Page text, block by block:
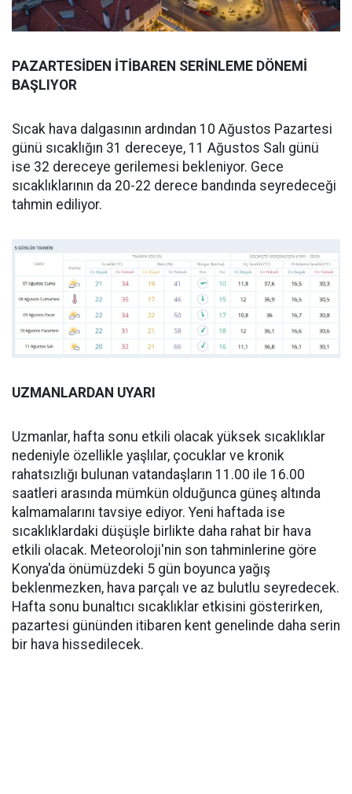
PAZARTESİDEN İTİBAREN SERİNLEME DÖNEMİ
BAŞLIYOR
Sıcak hava dalgasının ardından 10 Ağustos Pazartesi
günü sıcaklığın 31 dereceye, 11 Ağustos Salı günü
ise 32 dereceye gerilemesi bekleniyor. Gece
sıcaklıklarının da 20-22 derece bandında seyredeceği
tahmin ediliyor.
UZMANLARDAN UYARI
Uzmanlar, hafta sonu etkili olacak yüksek sıcaklıklar
nedeniyle özellikle yaşlılar, çocuklar ve kronik
rahatsızlığı bulunan vatandaşların 11.00 ile 16.00
saatleri arasında mümkün olduğunca güneş altında
kalmamalarını tavsiye ediyor. Yeni haftada ise
sıcaklıklardaki düşüşle birlikte daha rahat bir hava
etkili olacak. Meteoroloji'nin son tahminlerine göre
Konya'da önümüzdeki 5 gün boyunca yağış
beklenmezken, hava parçalı ve az bulutlu seyredecek.
Hafta sonu bunaltıcı sıcaklıklar etkisini gösterirken,
pazartesi gününden itibaren kent genelinde daha serin
bir hava hissedilecek.